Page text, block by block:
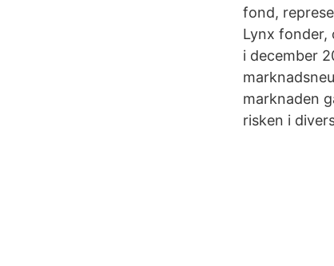
fond,
Lynx fonder,
i december
marknaden
risken i